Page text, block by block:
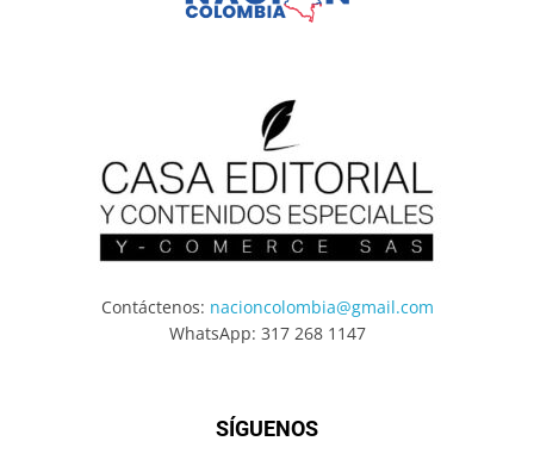
Contáctenos: nacioncolombia@gmail.com
WhatsApp: 317 268 1147
SÍGUENOS